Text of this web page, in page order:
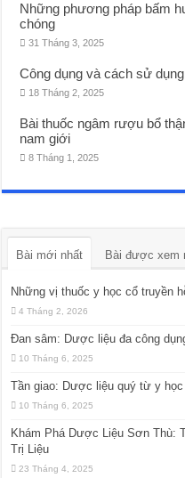
Những phương pháp bấm
chóng
31 Tháng 3, 2025
Công dụng và cách sử
18 Tháng 2, 2025
Bài thuốc ngâm rượu bổ
nam giới
8 Tháng 1, 2025
Bài mới nhất Bài được xem
Những vị thuốc y học cổ truyền
4 Tháng 2, 2026
Đan sâm: Dược liệu đa công
10 Tháng 6, 2025
Tần giao: Dược liệu quý từ y học
10 Tháng 6, 2025
Khám Phá Dược Liệu Sơn Thù:
Trị Liệu
23 Tháng 4, 2025